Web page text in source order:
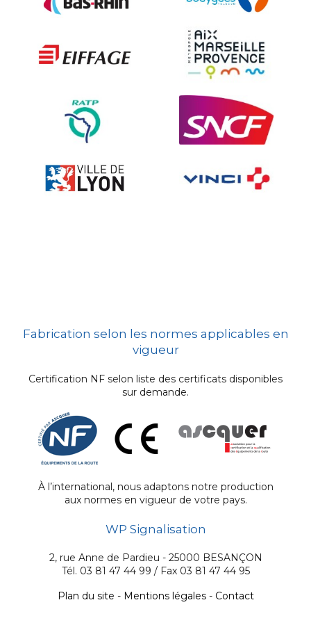
Les techniques de dissuasion
Ville fleurie, village fleuri
Signalisation embarquée
Fabrication selon les normes applicables en
vigueur
Certification NF selon liste des certificats disponibles
sur demande.
À l’international, nous adaptons notre production
aux normes en vigueur de votre pays.
WP Signalisation
2, rue Anne de Pardieu - 25000 BESANÇON
Tél. 03 81 47 44 99 / Fax 03 81 47 44 95
Plan du site - Mentions légales- Contact